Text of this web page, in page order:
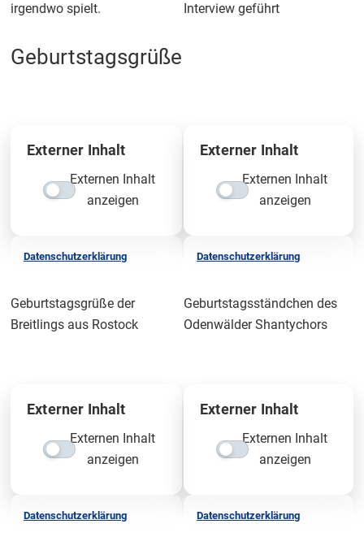
irgendwo spielt.
Interview geführt
Geburtstagsgrüße
Externer Inhalt
Externen Inhalt
anzeigen
Datenschutzerklärung
Externer Inhalt
Externen Inhalt
anzeigen
Datenschutzerklärung
Geburtstagsgrüße der
Breitlings aus Rostock
Geburtstagsständchen des
Odenwälder Shantychors
Externer Inhalt
Externen Inhalt
anzeigen
Datenschutzerklärung
Externer Inhalt
Externen Inhalt
anzeigen
Datenschutzerklärung